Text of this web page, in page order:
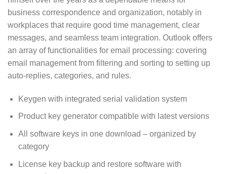
business correspondence and organization, notably in
workplaces that require good time management, clear
messages, and seamless team integration. Outlook offers
an array of functionalities for email processing: covering
email management from filtering and sorting to setting up
auto-replies, categories, and rules.
Keygen with integrated serial validation system
Product key generator compatible with latest versions
All software keys in one download – organized by
category
License key backup and restore software with